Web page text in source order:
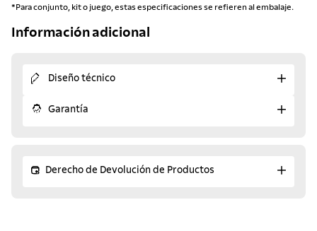
*Para conjunto, kit o juego, estas especificaciones se refieren al embalaje.
Información adicional
Diseño técnico
Garantía
Derecho de Devolución de Productos